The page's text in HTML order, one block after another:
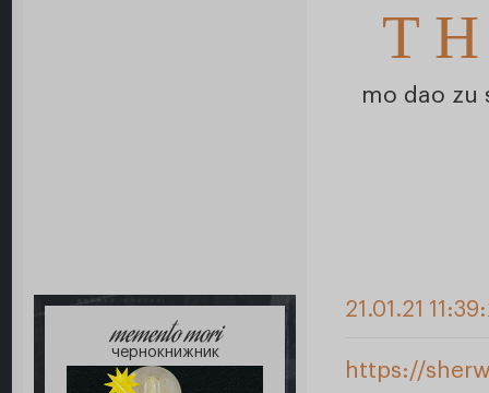
T
mo dao zu
memento mori
чернокнижник
21.01.21
https://